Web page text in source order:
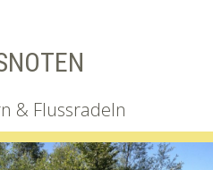
& Flussradeln